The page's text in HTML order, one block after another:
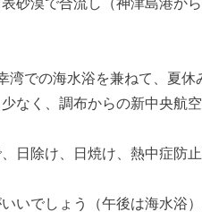
での海水浴を兼ねて、夏休
なく、調布からの新中央航空
日除け、日焼け、熱中症防
いでしょう（午後は海水浴）